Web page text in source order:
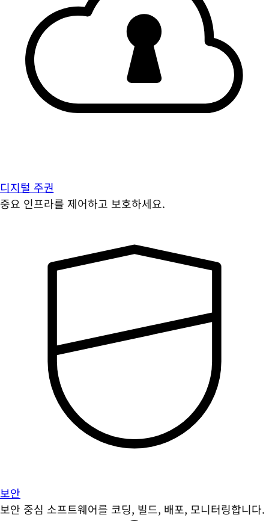
디지털 주권
중요 인프라를 제어하고 보호하세요.
보안
보안 중심 소프트웨어를 코딩, 빌드, 배포, 모니터링합니다.